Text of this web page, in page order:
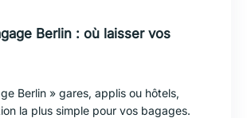
Berlin : où laisser vos
Berlin » gares, applis ou hôtels,
la plus simple pour vos bagages.